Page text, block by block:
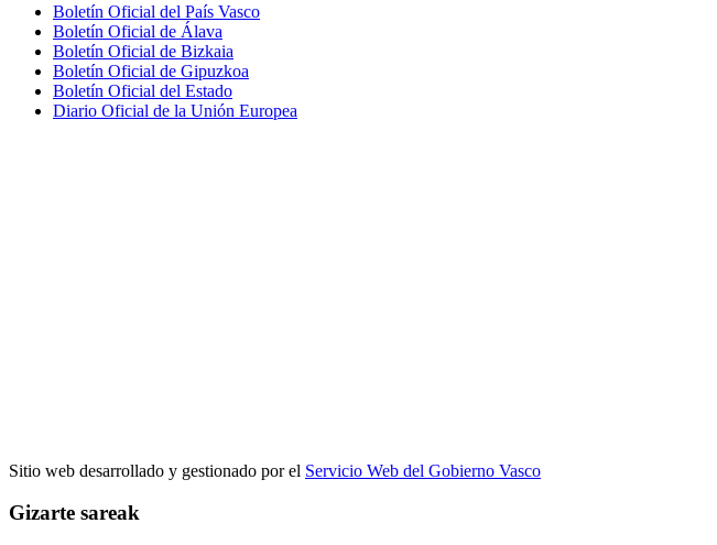
Boletín Oficial del País Vasco
Boletín Oficial de Álava
Boletín Oficial de Bizkaia
Boletín Oficial de Gipuzkoa
Boletín Oficial del Estado
Diario Oficial de la Unión Europea
Sitio web desarrollado y gestionado por el Servicio Web del Gobierno Vasco
Gizarte sareak